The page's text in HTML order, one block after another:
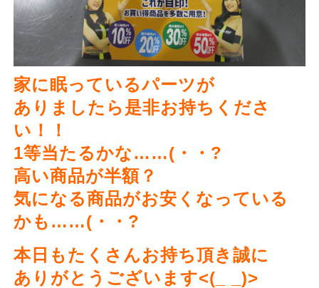
家に眠っているパーツが
ありましたら是非お持ちくださ
い！！
1等当たるかな……(・・?
高い商品が半額？
気になる商品がお安くなっている
かも……(・・?
本日もたくさんお持ち頂き誠に
ありがとうございます<(_ _)>